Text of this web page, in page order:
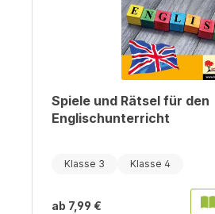
Spiele und Rätsel für den
Englischunterricht
Klasse 3 Klasse 4
ab 7,99 €